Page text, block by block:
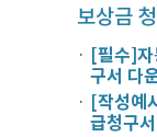
보상금
[필수]자
구서 다
[작성예
급청구